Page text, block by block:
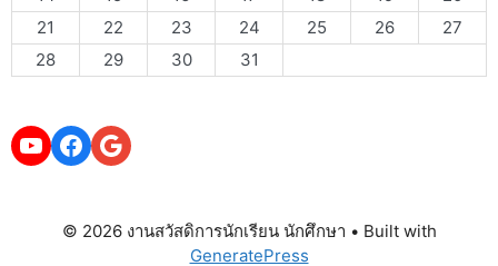
21
22 23 24 25 26
27
28
29 30 31
YouTube Facebook Google
© 2026 งานสวัสดิการนักเรียน นักศึกษา • Built with
GeneratePress